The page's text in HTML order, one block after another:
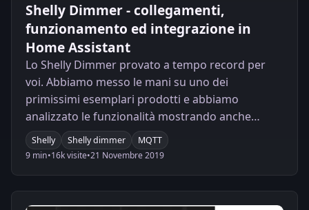
Shelly Dimmer - collegamenti,
funzionamento ed integrazione in
Home Assistant
Lo Shelly Dimmer provato a tempo record per
voi. Abbiamo messo le mani su uno dei
primissimi esemplari prodotti e abbiamo
analizzato le funzionalità mostrando anche
l'integrazione all'interno di Home Assistant.
Shelly Shelly dimmer
MQTT
9 min•16k visite•21 Novembre 2019